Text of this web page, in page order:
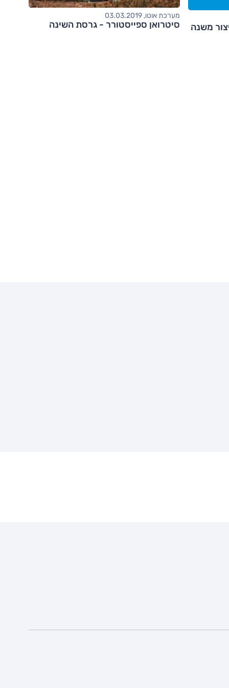
משנה
מערכת אוטו, 03.03.2019
סיטרואן ספייסטורר - גרסת השינה